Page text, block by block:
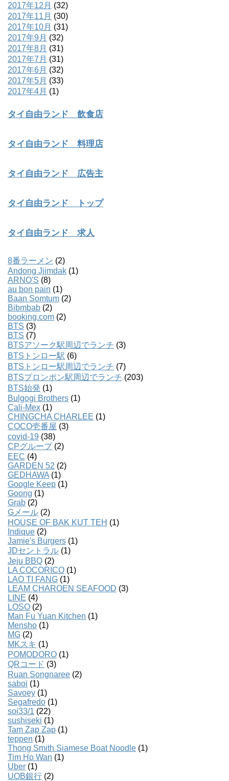
2017年12月 (32)
2017年11月 (30)
2017年10月 (31)
2017年9月 (32)
2017年8月 (31)
2017年7月 (31)
2017年6月 (32)
2017年5月 (33)
2017年4月 (1)
タイ自由ランド 飲食店
タイ自由ランド 料理店
タイ自由ランド 広告主
タイ自由ランド トップ
タイ自由ランド 求人
8番ラーメン (2)
Andong Jjimdak (1)
ARNO'S (8)
au bon pain (1)
Baan Somtum (2)
Bibmbab (2)
booking.com (2)
BTS (3)
BTS (7)
BTSアソーク駅周辺でランチ (3)
BTSトンロー駅 (6)
BTSトンロー駅周辺でランチ (7)
BTSプロンポン駅周辺でランチ (203)
BTS始発 (1)
Bulgogi Brothers (1)
Cali-Mex (1)
CHINGCHA CHARLEE (1)
COCO壱番屋 (3)
covid-19 (38)
CPグループ(2)
EEC (4)
GARDEN 52 (2)
GEDHAWA (1)
Google Keep (1)
Goong (1)
Grab (2)
Gメール (2)
HOUSE OF BAK KUT TEH (1)
Indique (2)
Jamie's Burgers (1)
JDセントラル (1)
Jeju BBQ (2)
LA COCORICO (1)
LAO TI FANG (1)
LEAM CHAROEN SEAFOOD (3)
LINE (4)
LOSO (2)
Man Fu Yuan Kitchen (1)
Mensho (1)
MG (2)
MKスキ (1)
POMODORO (1)
QRコード (3)
Ruan Songnaree (2)
saboi (1)
Savoey (1)
Segafredo (1)
soi33/1 (22)
sushiseki (1)
Tam Zap Zap (1)
teppen (1)
Thong Smith Siamese Boat Noodle (1)
Tim Ho Wan (1)
Uber (1)
UOB銀行 (2)